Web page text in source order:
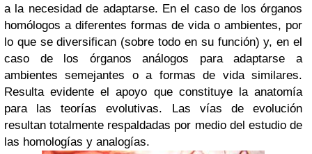
a la necesidad de adaptarse. En el caso de los órganos
homólogos a diferentes formas de vida o ambientes, por
lo que se diversifican (sobre todo en su función) y, en el
caso de los órganos análogos para adaptarse a
ambientes semejantes o a formas de vida similares.
Resulta evidente el apoyo que constituye la anatomía
para las teorías evolutivas. Las vías de evolución
resultan totalmente respaldadas por medio del estudio de
las homologías y analogías.